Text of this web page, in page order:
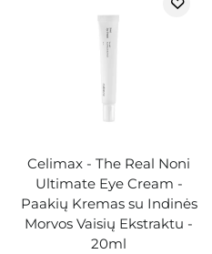
Celimax - The Real Noni
Ultimate Eye Cream -
Paakių Kremas su Indinės
Morvos Vaisių Ekstraktu -
20ml